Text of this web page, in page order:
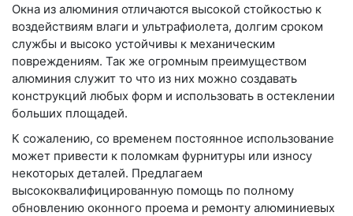
Окна из алюминия отличаются высокой стойкостью к
воздействиям влаги и ультрафиолета, долгим сроком
службы и высоко устойчивы к механическим
повреждениям. Так же огромным преимуществом
алюминия служит то что из них можно создавать
конструкций любых форм и использовать в остеклении
больших площадей.
К сожалению, со временем постоянное использование
может привести к поломкам фурнитуры или износу
некоторых деталей. Предлагаем
высококвалифицированную помощь по полному
обновлению оконного проема и ремонту алюминиевых